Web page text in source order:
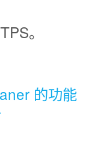
。
的功能